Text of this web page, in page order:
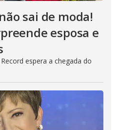
sai de moda!
esposa e
espera a chegada do